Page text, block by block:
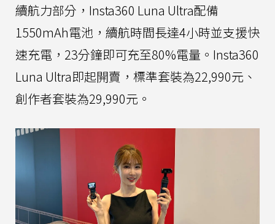
續航力部分，Insta360 Luna Ultra配備
1550mAh電池，續航時間長達4小時並支援快
速充電，23分鐘即可充至80%電量。Insta360
Luna Ultra即起開賣，標準套裝為22,990元、
創作者套裝為29,990元。